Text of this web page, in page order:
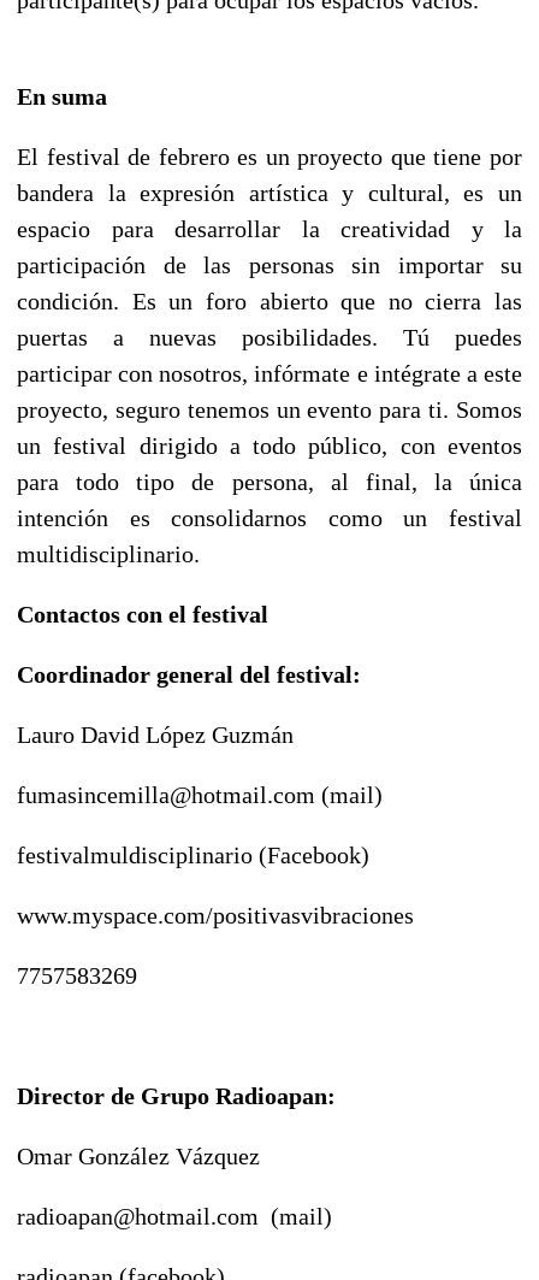
En suma
El festival de febrero es un proyecto que tiene por
bandera la expresión artística y cultural, es un
espacio para desarrollar la creatividad y la
participación de las personas sin importar su
condición. Es un foro abierto que no cierra las
puertas a nuevas posibilidades. Tú puedes
participar con nosotros, infórmate e intégrate a este
proyecto, seguro tenemos un evento para ti. Somos
un festival dirigido a todo público, con eventos
para todo tipo de persona, al final, la única
intención es consolidarnos como un festival
multidisciplinario.
Contactos con el festival
Coordinador general del festival:
Lauro David López Guzmán
fumasincemilla@hotmail.com (mail)
festivalmuldisciplinario (Facebook)
www.myspace.com/positivasvibraciones
7757583269
Director de Grupo Radioapan:
Omar González Vázquez
radioapan@hotmail.com (mail)